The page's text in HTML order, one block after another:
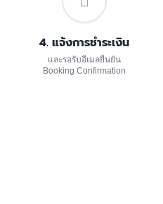
4. แจ้งการชำระเงิน
และรอรับอีเมลยืนยัน
Booking Confirmation